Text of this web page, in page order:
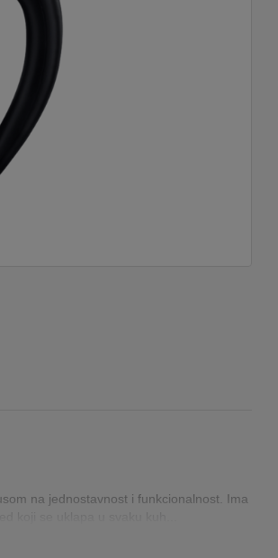
na jednostavnost i funkcionalnost. Ima